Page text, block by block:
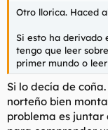
Otro llorica. Haced
Si esto ha derivado
tengo que leer
primer mundo o
Si lo decía de
norteño bien
problema es juntar